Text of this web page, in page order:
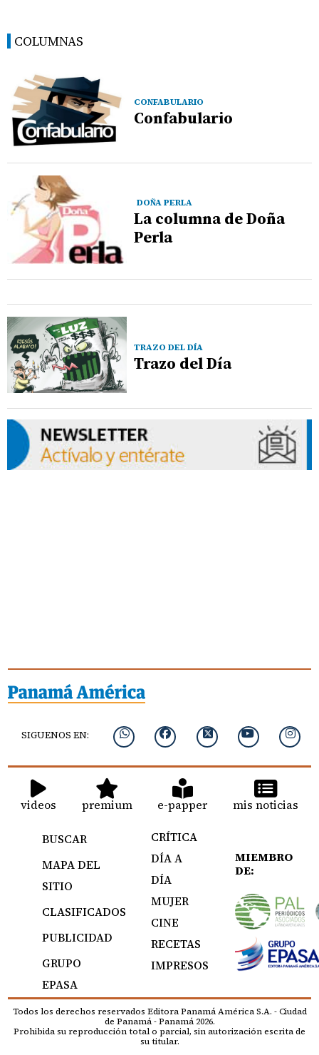
COLUMNAS
CONFABULARIO
Confabulario
DOÑA PERLA
La columna de Doña
Perla
TRAZO DEL DÍA
Trazo del Día
SIGUENOS EN:
videos premium e-papper mis noticias
BUSCAR
MAPA DEL
SITIO
CLASIFICADOS
PUBLICIDAD
GRUPO
EPASA
CRÍTICA
DÍA A
DÍA
MUJER
CINE
RECETAS
IMPRESOS
MIEMBRO
DE:
Todos los derechos reservados Editora Panamá América S.A. - Ciudad
de Panamá - Panamá 2026.
Prohibida su reproducción total o parcial, sin autorización escrita de
su titular.